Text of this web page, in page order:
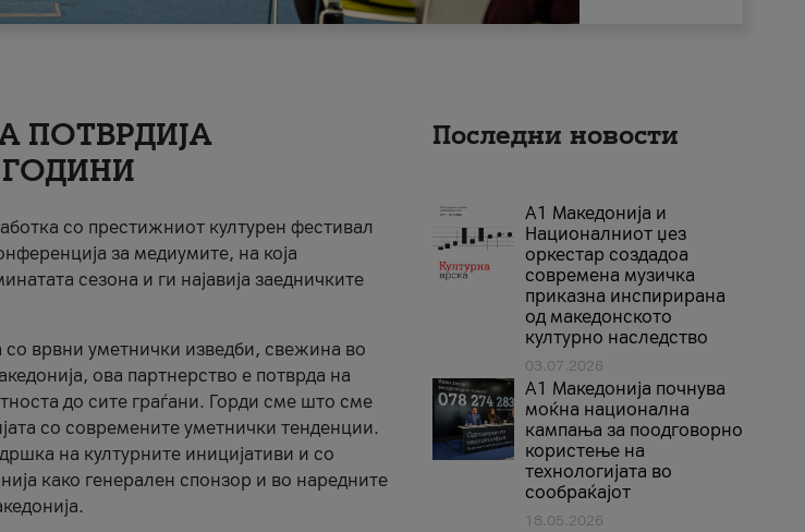
ПОТВРДИЈА
со престижниот културен фестивал
за медиумите, на која
сезона и ги најавија заедничките
со врвни уметнички изведби, свежина во
ова партнерство е потврда на
до сите граѓани. Горди сме што сме
со современите уметнички тенденции.
на културните иницијативи и со
како генерален спонзор и во наредните
Последни новости
А1 Македонија и
Националниот џез
оркестар создадоа
современа музичка
приказна инспирирана
од македонското
културно наследство
03.07.2026
A1 Македонија почнува
моќна национална
кампања за поодговорно
користење на
технологијата во
сообраќајот
18.05.2026